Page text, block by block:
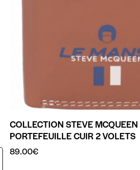
COLLECTION STEVE
PORTEFEUILLE CUIR 2 VOLETS
89.00€